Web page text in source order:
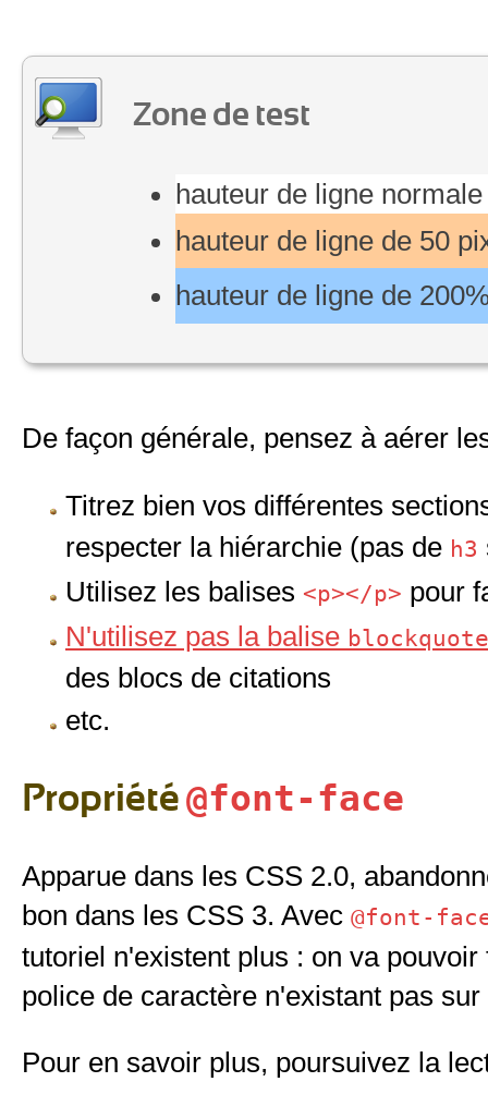
Zone de test
hauteur de ligne normale
hauteur de ligne de 50
hauteur de ligne de
De façon générale, pensez à aérer
Titrez bien vos différentes
respecter la hiérarchie (pas de h3
Utilisez les balises <p></p> pour
N'utilisez pas la balise blockquote
des blocs de citations
etc.
Propriété@font-face
Apparue dans les CSS 2.0,
bon dans les CSS 3. Avec @font-
tutoriel n'existent plus : on va
police de caractère n'existant pas
Pour en savoir plus, poursuivez la